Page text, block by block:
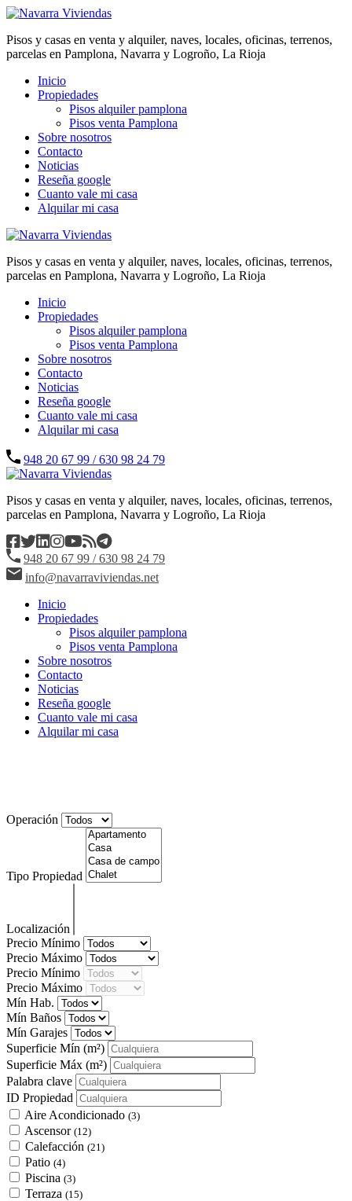
Pisos y casas en venta y alquiler, naves, locales, oficinas, terrenos,
parcelas en Pamplona, Navarra y Logroño, La Rioja
Inicio
Propiedades
Pisos alquiler pamplona
Pisos venta Pamplona
Sobre nosotros
Contacto
Noticias
Reseña google
Cuanto vale mi casa
Alquilar mi casa
Pisos y casas en venta y alquiler, naves, locales, oficinas, terrenos,
parcelas en Pamplona, Navarra y Logroño, La Rioja
Inicio
Propiedades
Pisos alquiler pamplona
Pisos venta Pamplona
Sobre nosotros
Contacto
Noticias
Reseña google
Cuanto vale mi casa
Alquilar mi casa
948 20 67 99 / 630 98 24 79
Pisos y casas en venta y alquiler, naves, locales, oficinas, terrenos,
parcelas en Pamplona, Navarra y Logroño, La Rioja
948 20 67 99 / 630 98 24 79
info@navarraviviendas.net
Inicio
Propiedades
Pisos alquiler pamplona
Pisos venta Pamplona
Sobre nosotros
Contacto
Noticias
Reseña google
Cuanto vale mi casa
Alquilar mi casa
Operación
Tipo Propiedad
Localización
Precio Mínimo
Precio Máximo
Precio Mínimo
Precio Máximo
Mín Hab.
Mín Baños
Mín Garajes
Superficie Mín (m²)
Superficie Máx (m²)
Palabra clave
ID Propiedad
Aire Acondicionado (3)
Ascensor (12)
Calefacción (21)
Patio (4)
Piscina (3)
Terraza (15)